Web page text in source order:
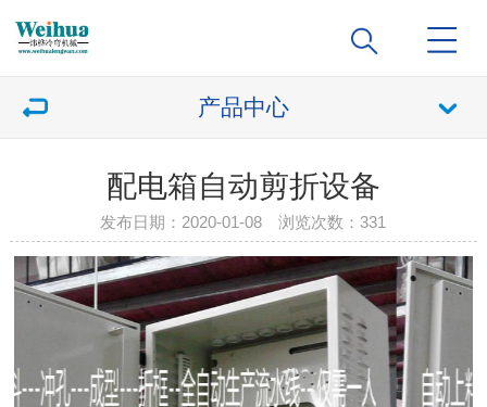
产品中心
配电箱自动剪折设备
发布日期：2020-01-08 浏览次数：331